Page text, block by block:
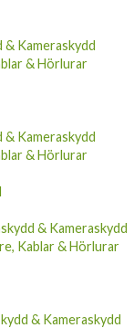
& Kameraskydd
& Hörlurar
& Kameraskydd
& Hörlurar
& Kameraskydd
Kablar & Hörlurar
& Kameraskydd